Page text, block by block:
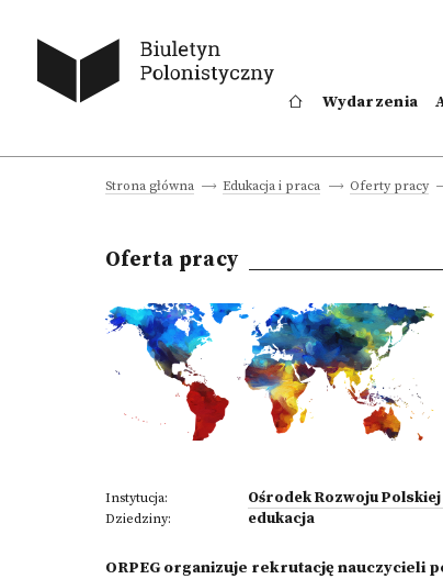
Wydarzenia
Strona główna Edukacja i praca Oferty pracy
Oferta pracy
Instytucja: Ośrodek Rozwoju
Dziedziny: edukacja
ORPEG organizuje rekrutację nauczycieli